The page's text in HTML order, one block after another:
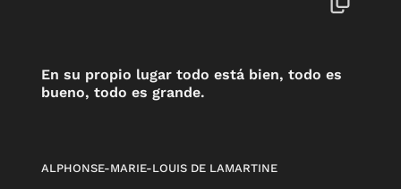
En su propio lugar todo está bien, todo es
bueno, todo es grande.
ALPHONSE-MARIE-LOUIS DE LAMARTINE